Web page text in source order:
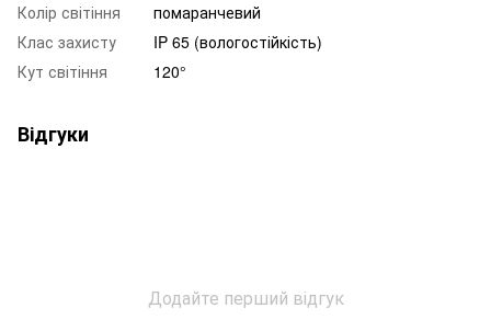
Колір світіння
помаранчевий
Клас захисту
IP 65 (вологостійкість)
Кут світіння
120°
Відгуки
Додайте перший відгук